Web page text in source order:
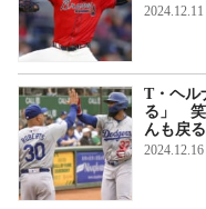
2024.12.11
T・ヘル
る」 笑
んも戻
2024.12.16